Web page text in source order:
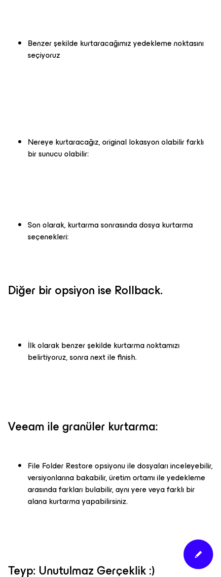
Benzer şekilde kurtaracağımız yedekleme noktasını
seçiyoruz
Nereye kurtaracağız, original lokasyon olabilir farklı
bir sunucu olabilir:
Son olarak, kurtarma sonrasında dosya kurtarma
seçenekleri:
Diğer bir opsiyon ise Rollback.
İlk olarak benzer şekilde kurtarma noktamızı
belirtiyoruz, sonra next ile finish.
Veeam ile granüler kurtarma:
File Folder Restore opsiyonu ile dosyaları inceleyebilir,
versiyonlarına bakabilir, üretim ortamı ile yedekleme
arasında farkları bulabilir, aynı yere veya farklı bir
alana kurtarma yapabilirsiniz.
Teyp: Unutulmaz Gerçeklik :)